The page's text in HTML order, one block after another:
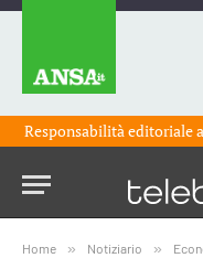
Responsabilità editoriale
Home » Notiziario »